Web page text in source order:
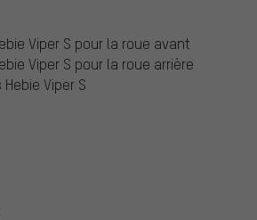
Viper S pour la roue avant
Viper S pour la roue arrière
Viper S